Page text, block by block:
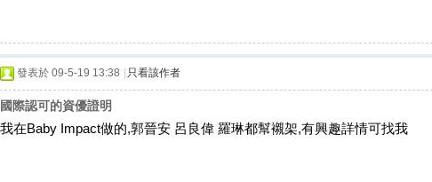
發表於 09-5-19 13:38 只看該作者
國際認可的資優證明
我在Baby Impact做的,郭晉安 呂良偉 羅琳都幫襯架,有興趣詳情可找我